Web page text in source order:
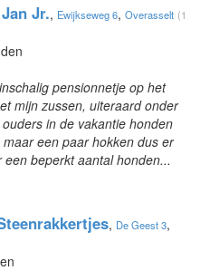
Jr., Ewijkseweg 6, Overasselt (1
pensionnetje op het
mijn zussen, uiteraard onder
in de vakantie honden
een paar hokken dus er
beperkt aantal honden...
, De Geest 3,